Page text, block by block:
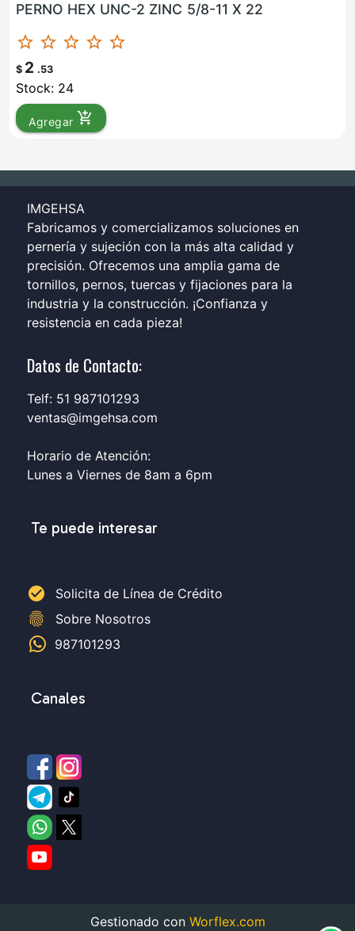
PERNO HEX UNC-2 ZINC 5/8-11 X 22
star_border star_border star_border star_border star_border
$ 2 .53
Stock: 24
Agregar add_shopping_cart
IMGEHSA
Fabricamos y comercializamos soluciones en
pernería y sujeción con la más alta calidad y
precisión. Ofrecemos una amplia gama de
tornillos, pernos, tuercas y fijaciones para la
industria y la construcción. ¡Confianza y
resistencia en cada pieza!
Datos de Contacto:
Telf: 51 987101293
ventas@imgehsa.com
Horario de Atención:
Lunes a Viernes de 8am a 6pm
Te puede interesar
check_circle Solicita de Línea de Crédito
fingerprint
Sobre Nosotros
987101293
Canales
Gestionado con Worflex.com